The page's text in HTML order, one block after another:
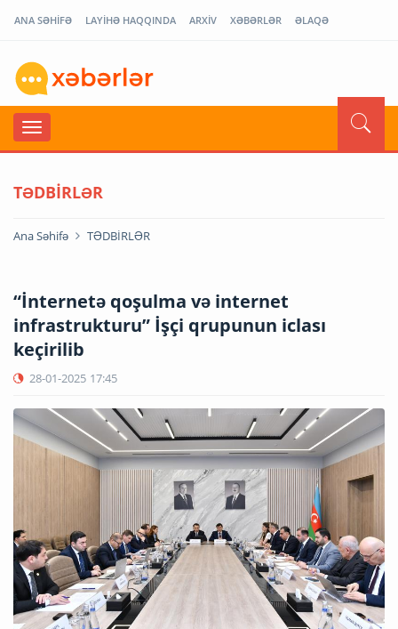
ANA SƏHİFƏ LAYİHƏ HAQQINDA ARXİV XƏBƏRLƏR ƏLAQƏ
TƏDBİRLƏR
Ana Səhifə TƏDBİRLƏR
“İnternetə qoşulma və internet
infrastrukturu” İşçi qrupunun iclası
keçirilib
28-01-2025 17:45